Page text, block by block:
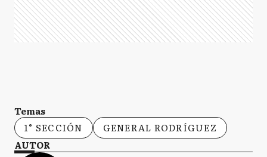
Temas
1° SECCIÓN
GENERAL RODRÍGUEZ
AUTOR